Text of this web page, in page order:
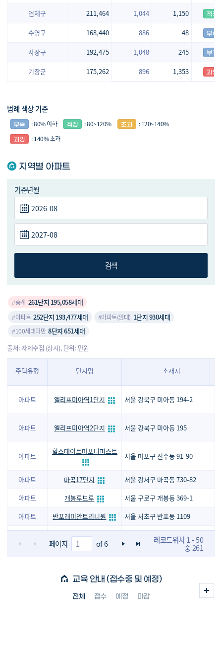
연제구 211,464
수영구 168,440
사상구 192,475
기장군 175,262
1,044 1,150
886 48
1,048 245
896 1,353
범례 색상 기준
: 80% 이하 : 80~120%
: 120~140%
: 140% 초과
지역별 아파트
기준년월
검색
#총계 261단지 195,058세대
#아파트 252단지 193,477세대 #아파트(임대) 1단지 930세대
#100세대미만 8단지 651세대
출처: 자체수집 (상시), 단위: 만원
주택유형 단지명 소재지
아파트 엘리프미아역1단지 서울 강북구 미아동 194-2
아파트 엘리프미아역2단지 서울 강북구 미아동 195
아파트
힐스테이트마포더퍼스트
서울 마포구 신수동 91-90
아파트 마곡17단지
서울 강서구 마곡동 730-82
아파트
개봉루브루
서울 구로구 개봉동 369-1
아파트
반포래미안트리니원 서울 서초구 반포동 1109
광주 동구 지산동 317-19
위파크더센트럴 광주 서구 풍암동 10-12
페이지 of 6 레코드위치 1 - 50
중 261
교육 안내 (접수중 및 예정)
전체 접수 예정 마감